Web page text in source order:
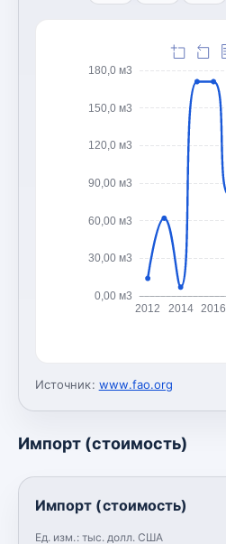
0,00 м3
30,00 м3
60,00 м3
90,00 м3
120,0 м3
150,0 м3
180,0 м3
2012 2014 2016
Источник: www.fao.org
Импорт (стоимость)
Импорт (стоимость)
Ед. изм.: тыс. долл. США